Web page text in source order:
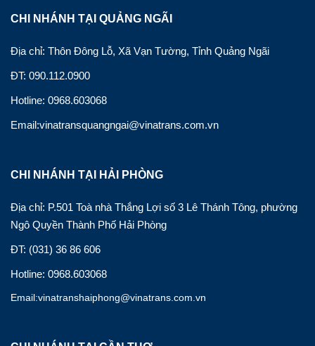
CHI NHÁNH TẠI QUẢNG NGÃI
Địa chỉ: Thôn Đông Lỗ, Xã Vạn Tường, Tỉnh Quảng Ngãi
ĐT: 090.112.0900
Hotline: 0968.603068
Email:vinatransquangngai@vinatrans.com.vn
CHI NHÁNH TẠI HẢI PHÒNG
Địa chỉ: P.501 Toà nhà Thắng Lợi số 3 Lê Thánh Tông, phường
Ngô Quyền Thành Phố Hải Phòng
ĐT: (031) 36 86 606
Hotline: 0968.603068
Email:vinatranshaiphong@vinatrans.com.vn